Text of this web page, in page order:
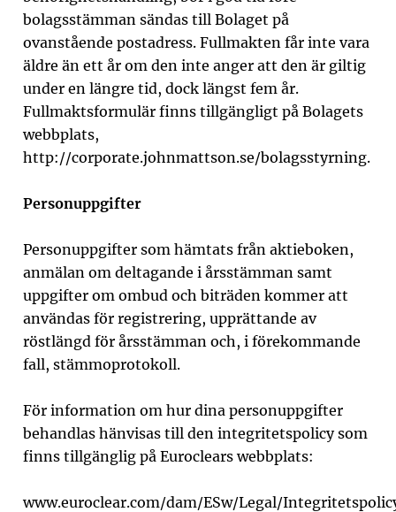
bolagsstämman sändas till Bolaget på
ovanstående postadress. Fullmakten får inte vara
äldre än ett år om den inte anger att den är giltig
under en längre tid, dock längst fem år.
Fullmaktsformulär finns tillgängligt på Bolagets
webbplats,
http://corporate.johnmattson.se/bolagsstyrning.
Personuppgifter
Personuppgifter som hämtats från aktieboken,
anmälan om deltagande i årsstämman samt
uppgifter om ombud och biträden kommer att
användas för registrering, upprättande av
röstlängd för årsstämman och, i förekommande
fall, stämmoprotokoll.
För information om hur dina personuppgifter
behandlas hänvisas till den integritetspolicy som
finns tillgänglig på Euroclears webbplats:
www.euroclear.com/dam/ESw/Legal/